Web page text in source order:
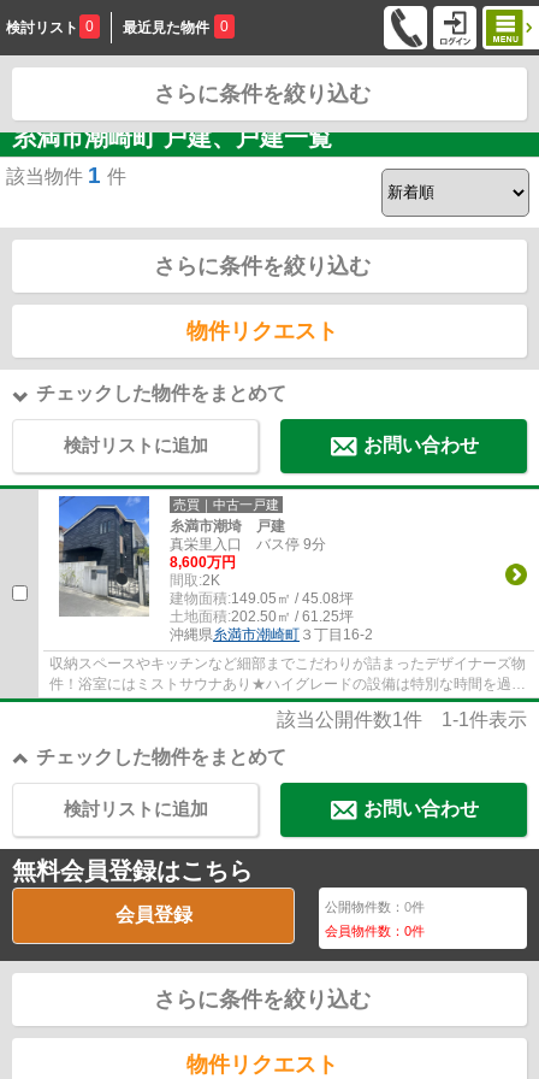
検討リスト 0 最近見た物件 0
糸満市潮崎町 戸建、戸建一覧
該当物件 1 件
さらに条件を絞り込む
物件リクエスト
チェックした物件をまとめて
検討リストに追加 お問い合わせ
売買｜中古一戸建
糸満市潮埼 戸建
真栄里入口 バス停 9分
8,600万円
間取:2K
建物面積:149.05㎡ / 45.08坪
土地面積:202.50㎡ / 61.25坪
沖縄県糸満市潮崎町 ３丁目16-2
収納スペースやキッチンなど細部までこだわりが詰まったデザイナーズ物
件！浴室にはミストサウナあり★ハイグレードの設備は特別な時間を過ご
す空間として唯一無二の贅沢。セカンドハウ...
該当公開件数1件 1-1件表示
チェックした物件をまとめて
お問い合わせ
検討リストに追加
無料会員登録はこちら
会員登録 公開物件数：0件
会員物件数：0件
さらに条件を絞り込む
物件リクエスト
さらに条件を絞り込む